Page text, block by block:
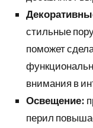
стильные
поможет
внимания в
Освещение:
перил